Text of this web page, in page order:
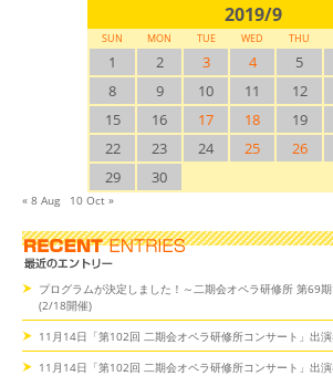
2019/9
SUN MON TUE WED THU
1 2 3 4 5
8
9 10 11 12
15
16 17 18 19
22
23 24 25 26
29
30
« 8 Aug 10 Oct »
プログラムが決定しました！～二期会オペラ研修所 第69
(2/18開催)
11月14日「第102回 二期会オペラ研修所コンサート」出演
11月14日「第102回 二期会オペラ研修所コンサート」出演